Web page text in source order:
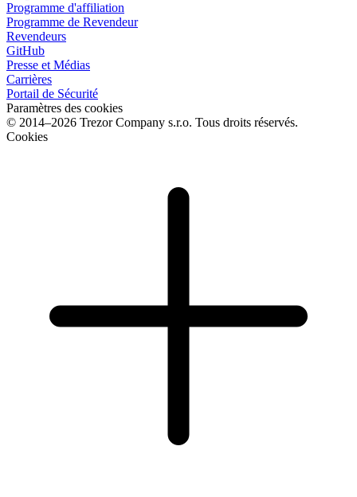
Programme d'affiliation
Programme de Revendeur
Revendeurs
GitHub
Presse et Médias
Carrières
Portail de Sécurité
Paramètres des cookies
© 2014–2026 Trezor Company s.r.o. Tous droits réservés.
Cookies